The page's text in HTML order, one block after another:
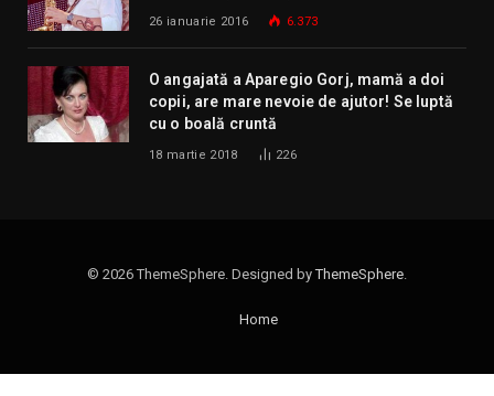
26 ianuarie 2016 6.373
O angajată a Aparegio Gorj, mamă a doi
copii, are mare nevoie de ajutor! Se luptă
cu o boală cruntă
18 martie 2018 226
© 2026 ThemeSphere. Designed byThemeSphere.
Home